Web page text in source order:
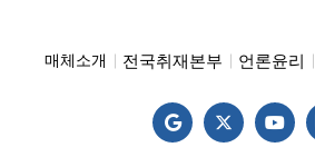
매체소개 전국취재본부 언론윤리